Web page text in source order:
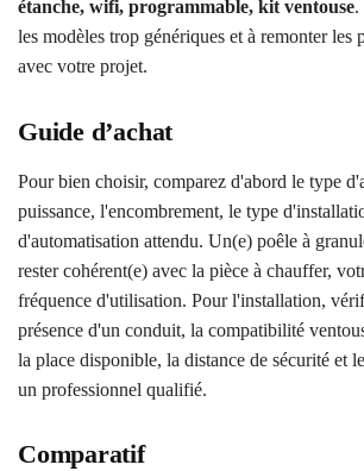
étanche, wifi, programmable, kit ventouse.
les modèles trop génériques et à remonter les
avec votre projet.
Guide d’achat
Pour bien choisir, comparez d'abord le type
puissance, l'encombrement, le type
d'automatisation attendu. Un(e) poêle à
rester cohérent(e) avec la pièce à chauffer,
fréquence d'utilisation. Pour l'installation,
présence d'un conduit, la compatibilité
la place disponible, la distance de sécurité et
un professionnel qualifié.
Comparatif